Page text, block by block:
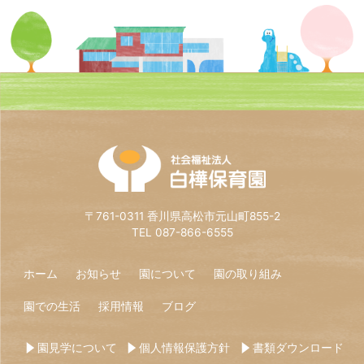
〒761-0311 香川県高松市元山町855-2
TEL 087-866-6555
ホーム お知らせ 園について 園の取り組み
園での生活 採用情報 ブログ
園見学について 個人情報保護方針 書類ダウンロード